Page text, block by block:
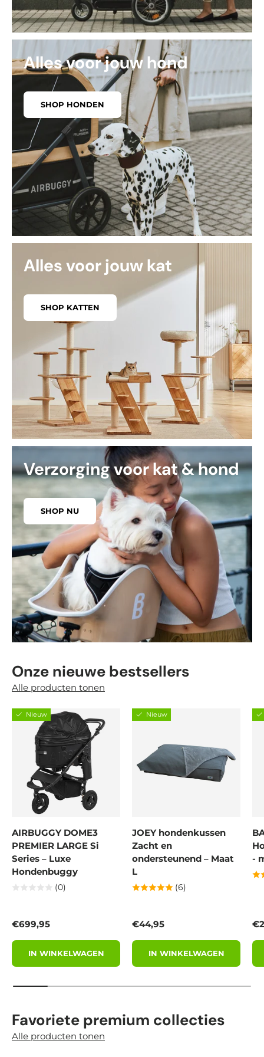
Alles voor jouw hond
SHOP HONDEN
Alles voor jouw kat
SHOP KATTEN
Verzorging voor kat & hond
SHOP NU
Onze nieuwe bestsellers
Alle producten tonen
Nieuw
AIRBUGGY DOME3
PREMIER LARGE Si
Series – Luxe
Hondenbuggy
(0)
Reguliere prijs
€699,95
IN WINKELWAGEN
Nieuw
JOEY hondenkussen
Zacht en
ondersteunend – Maat
L
(6)
Reguliere prijs
€44,95
IN WINKELWAGEN
-
Favoriete premium collecties
Alle producten tonen